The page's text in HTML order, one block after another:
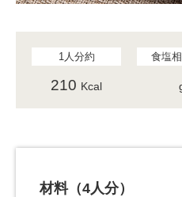
1人分約
210 Kcal
食塩
材料（4人分）